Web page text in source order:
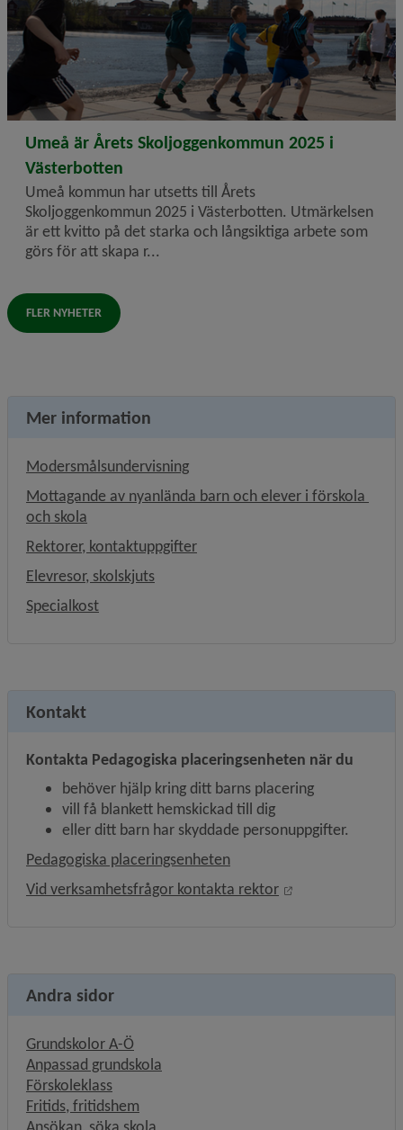
2026-04-15
Umeå är Årets Skoljoggenkommun 2025 i
Västerbotten
Umeå kommun har utsetts till Årets
Skoljoggenkommun 2025 i Västerbotten. Utmärkelsen
är ett kvitto på det starka och långsiktiga arbete som
görs för att skapa r...
FLER NYHETER
Mer information
Modersmålsundervisning
Mottagande av nyanlända barn och elever i förskola
och skola
Rektorer, kontaktuppgifter
Elevresor, skolskjuts
Specialkost
Kontakt
Kontakta Pedagogiska placeringsenheten när du
behöver hjälp kring ditt barns placering
vill få blankett hemskickad till dig
eller ditt barn har skyddade personuppgifter.
Pedagogiska placeringsenheten
Vid verksamhetsfrågor kontakta rektor
Öppnas i nytt
Andra sidor
Grundskolor A-Ö
Anpassad grundskola
Förskoleklass
Fritids, fritidshem